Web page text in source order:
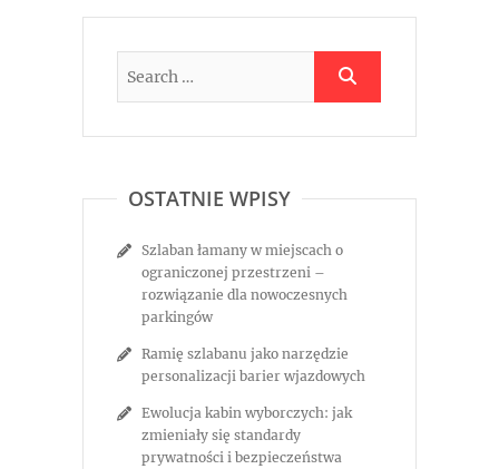
OSTATNIE WPISY
Szlaban łamany w miejscach o
ograniczonej przestrzeni –
rozwiązanie dla nowoczesnych
parkingów
Ramię szlabanu jako narzędzie
personalizacji barier wjazdowych
Ewolucja kabin wyborczych: jak
zmieniały się standardy
prywatności i bezpieczeństwa